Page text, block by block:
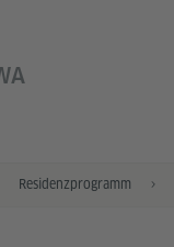
Residenzprogramm